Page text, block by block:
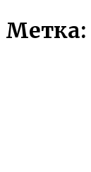
Метка: